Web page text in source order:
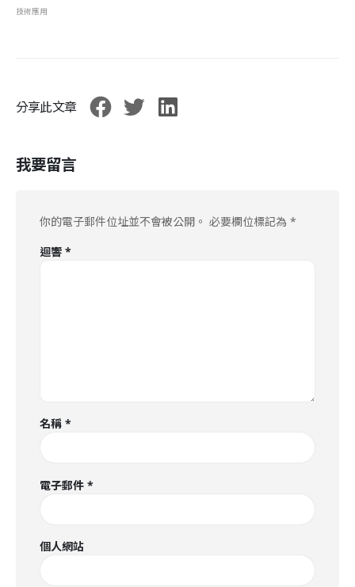
技術應用
分享此文章
我要留言
你的電子郵件位址並不會被公開。 必要欄位標記為 *
迴響 *
名稱 *
電子郵件 *
個人網站